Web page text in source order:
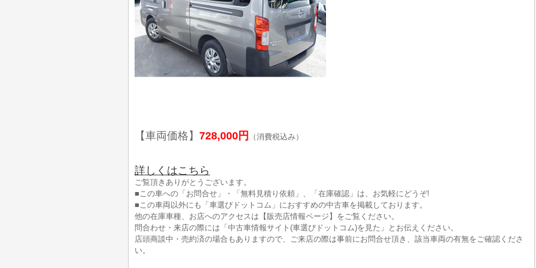
【車両価格】 728,000円 （消費税込み）
詳しくはこちら
ご覧頂きありがとうございます。
■この車への「お問合せ」・「無料見積り依頼」、「在庫確認」は、お気軽にどうぞ!
■この車両以外にも「車選びドットコム」におすすめの中古車を掲載しております。
他の在庫車種、お店へのアクセスは【販売店情報ページ】をご覧ください。
問合わせ・来店の際には「中古車情報サイト(車選びドットコム)を見た」とお伝えください。
店頭商談中・売約済の場合もありますので、ご来店の際は事前にお問合せ頂き、該当車両の有無をご確認くださ
い。